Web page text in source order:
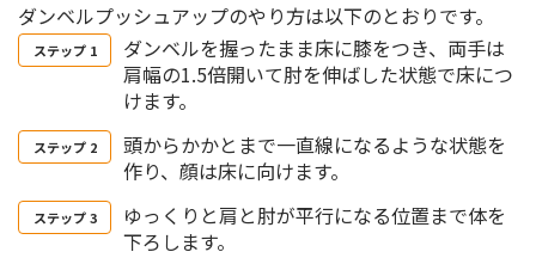
ダンベルプッシュアップのやり方は以下のとおりです。
ダンベルを握ったまま床に膝をつき、両手は
肩幅の1.5倍開いて肘を伸ばした状態で床につ
けます。
頭からかかとまで一直線になるような状態を
作り、顔は床に向けます。
ゆっくりと肩と肘が平行になる位置まで体を
下ろします。